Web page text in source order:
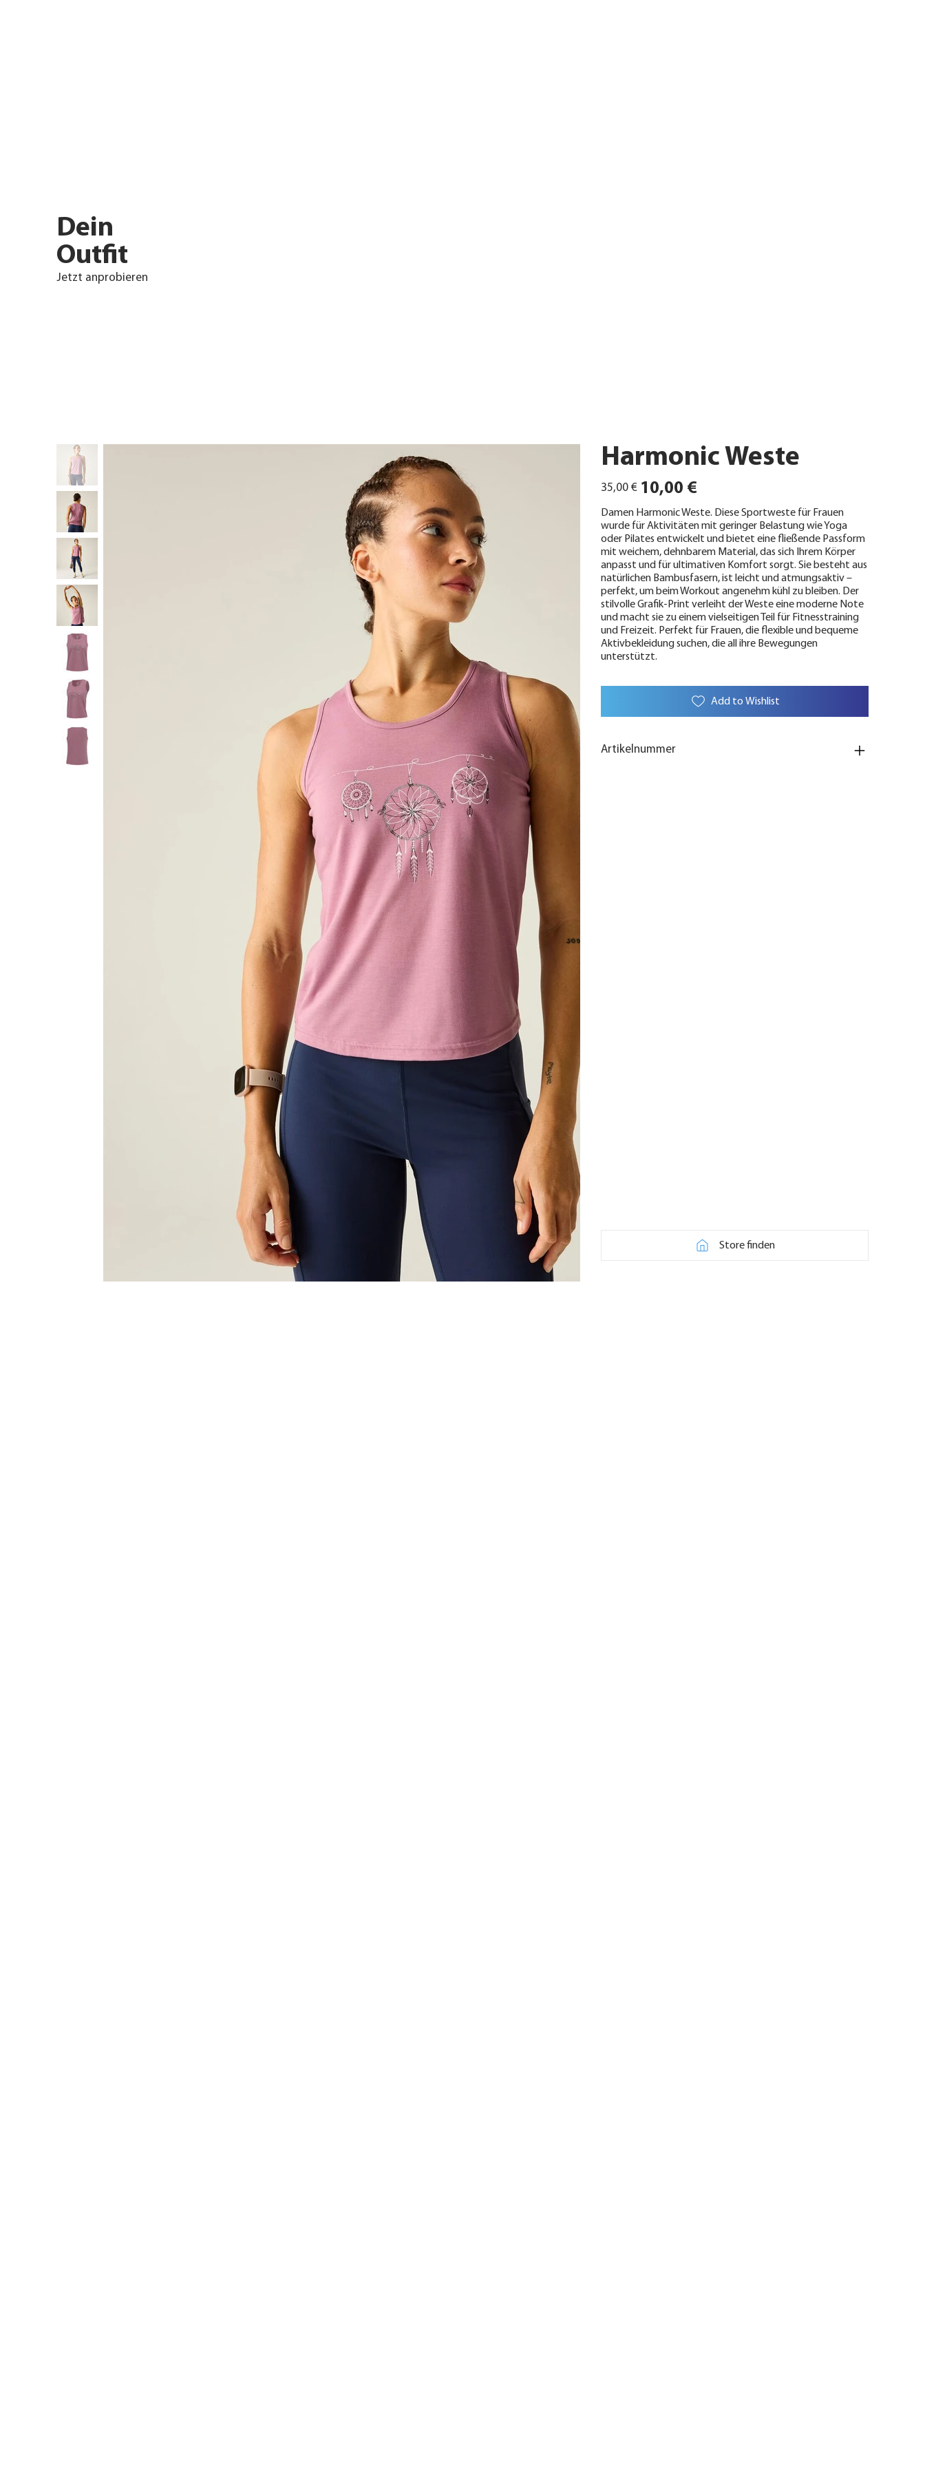
Harmonic Weste
Ursprünglicher
Preis
35,00 € Angebotspreis
10,00 €
Damen Harmonic Weste. Diese Sportweste für Frauen
wurde für Aktivitäten mit geringer Belastung wie Yoga
oder Pilates entwickelt und bietet eine fließende Passform
mit weichem, dehnbarem Material, das sich Ihrem Körper
anpasst und für ultimativen Komfort sorgt. Sie besteht aus
natürlichen Bambusfasern, ist leicht und atmungsaktiv –
perfekt, um beim Workout angenehm kühl zu bleiben. Der
stilvolle Grafik-Print verleiht der Weste eine moderne Note
und macht sie zu einem vielseitigen Teil für Fitnesstraining
und Freizeit. Perfekt für Frauen, die flexible und bequeme
Aktivbekleidung suchen, die all ihre Bewegungen
unterstützt.
Add to Wishlist
Artikelnummer
Store finden
Dein
Outfit
Jetzt anprobieren